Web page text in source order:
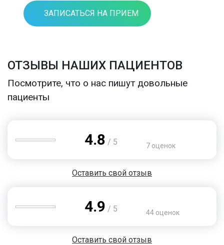
ЗАПИСАТЬСЯ НА ПРИЕМ
ОТЗЫВЫ НАШИХ ПАЦИЕНТОВ
Посмотрите, что о нас пишут довольные
пациенты
4.8 / 5 7 оценок
Оставить свой отзыв
4.9 / 5 44 оценок
Оставить свой отзыв